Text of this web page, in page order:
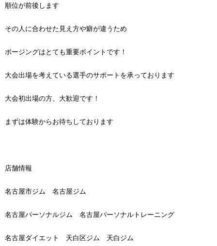
順位が前後します
その人に合わせた見え方や癖が違うため
ポージングはとても重要ポイントです！
大会出場を考えている選手のサポートを承っております
大会初出場の方、大歓迎です！
まずは体験からお待ちしております
店舗情報
名古屋市ジム 名古屋ジム
名古屋パーソナルジム 名古屋パーソナルトレーニング
名古屋ダイエット 天白区ジム 天白ジム